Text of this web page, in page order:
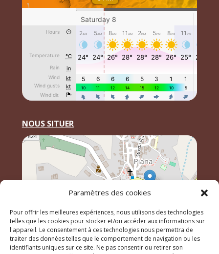
Paramètres des cookies
Pour offrir les meilleures expériences, nous utilisons des technologies
telles que les cookies pour stocker et/ou accéder aux informations sur
l'appareil. Le consentement à ces technologies nous permettra de
traiter des données telles que le comportement de navigation ou les
identifiants uniques sur ce site. Ne pas consentir ou retirer son
NOUS SITUER